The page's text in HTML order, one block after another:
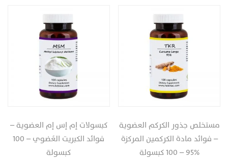
مستخلص جذور الكركم العضوية
– فوائد مادة الكركمين المركزة
%95‏‎ – ‎‏100 كبسولة
كبسولات‎ ‎إم إس إم العضوية –
فوائد الكبريت العُضوي‎ – ‎‏100
كبسولة